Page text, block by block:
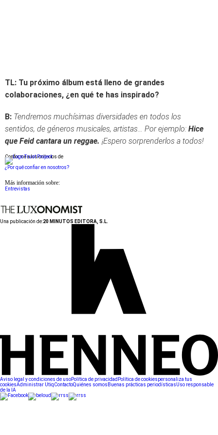
TL: Tu próximo álbum está lleno de grandes
colaboraciones, ¿en qué te has inspirado?
B: Tendremos muchísimas diversidades en todos los
sentidos, de géneros musicales, artistas… Por ejemplo: Hice
que Feid cantara un reggae. ¡Espero sorprenderlos a todos!
Conforme a los criterios de
¿Por qué confiar en nosotros?
Más información sobre:
Entrevistas
Una publicación de:20 MINUTOS EDITORA, S.L.
Aviso legal y condiciones de usoPolítica de privacidad Política de cookiespersonaliza tus
cookiesAdministrar UtiqContactoQuiénes somos Buenas prácticas periodísticasUso responsable
de la IA